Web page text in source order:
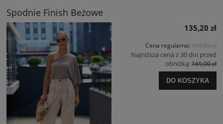
Spodnie Finish Beżowe
135,20 zł
Cena regularna: 169,00 zł
Najniższa cena z 30 dni przed
obniżką:169,00 zł
DO KOSZYKA